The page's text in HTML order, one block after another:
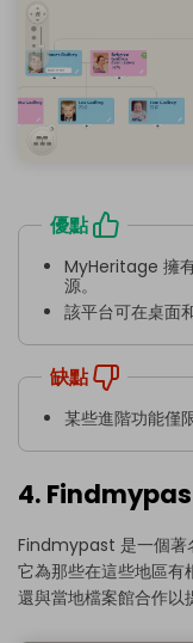
優點
MyHeritage 擁
源。
該平台可在桌面
缺點
某些進階功能僅
4.
Findmypast 是一個著
它為那些在這些地區
還與當地檔案館合作以